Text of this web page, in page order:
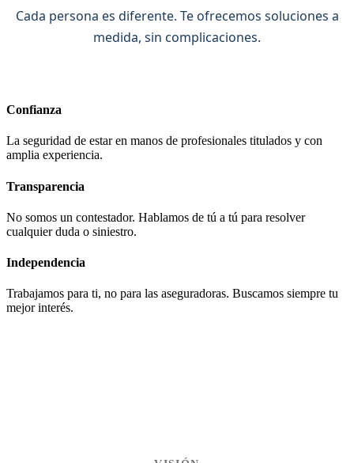
Cada persona es diferente. Te ofrecemos soluciones a
medida, sin complicaciones.
Confianza
La seguridad de estar en manos de profesionales titulados y con
amplia experiencia.
Transparencia
No somos un contestador. Hablamos de tú a tú para resolver
cualquier duda o siniestro.
Independencia
Trabajamos para ti, no para las aseguradoras. Buscamos siempre tu
mejor interés.